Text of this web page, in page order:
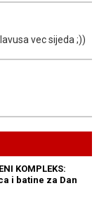
vec sijeda ;))
KOMPLEKS:
i batine za Dan